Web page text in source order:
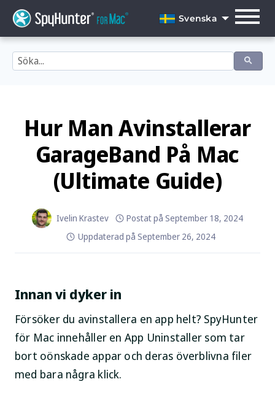
content
Svenska
English
Français
Italiano
Nederlands
Norsk
Português
Hur Man Avinstallerar
GarageBand På Mac
(Ultimate Guide)
Ivelin Krastev Postat på September 18, 2024
Uppdaterad på September 26, 2024
Innan vi dyker in
Försöker du avinstallera en app helt? SpyHunter
för Mac innehåller en App Uninstaller som tar
bort oönskade appar och deras överblivna filer
med bara några klick.